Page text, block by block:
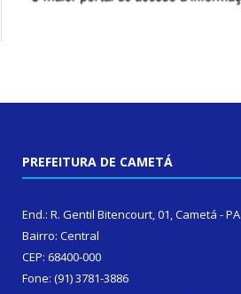
PREFEITURA DE CAMETÁ
End.: R. Gentil Bitencourt, 01, Cametá - PA
Bairro: Central
CEP: 68400-000
Fone: (91) 3781-3886